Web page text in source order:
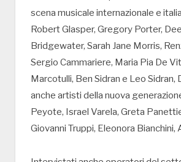
scena musicale internazionale e
Robert Glasper, Gregory Porter,
Bridgewater, Sarah Jane Morris,
Sergio Cammariere, Maria Pia De
Marcotulli, Ben Sidran e Leo Sidran,
anche artisti della nuova
Peyote, Israel Varela, Greta
Giovanni Truppi, Eleonora Bianchini,